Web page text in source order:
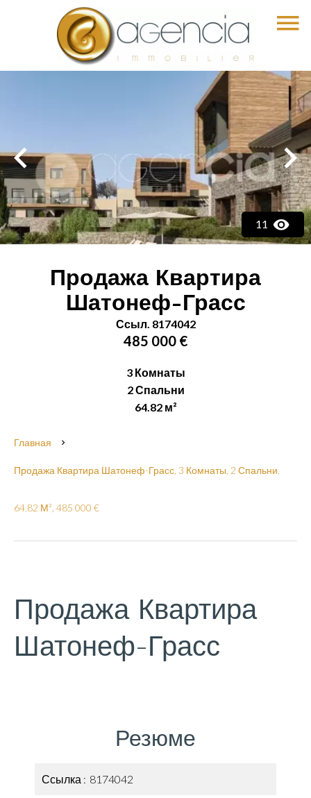
11
Продажа Квартира
Шатонеф-Грасс
Ссыл. 8174042
485 000 €
3 Комнаты
2 Спальни
64.82 м²
Главная
Продажа Квартира Шатонеф-Грасс, 3 Комнаты, 2 Спальни,
64.82 М², 485 000 €
Продажа Квартира
Шатонеф-Грасс
Резюме
Ссылка 8174042